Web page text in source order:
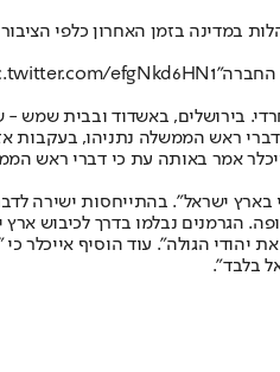
בזמן האחרון כלפי הציבור
החברה"efgNkd6HN1
בירושלים, באשדוד ובבית שמש
ראש הממשלה נתניהו, בעקבות
אמר באותה עת כי דברי ראש
בארץ ישראל". בהתייחסות ישירה
הגרמנים נבלמו בדרך לכיבוש ארץ
יהודי הגולה". עוד הוסיף אייכלר
בלבד".